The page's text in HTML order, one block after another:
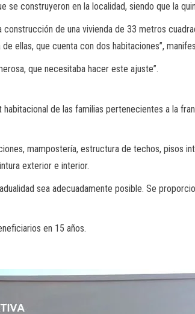
se construyeron en la localidad, siendo que la
de una vivienda de 33 metros
ellas, que cuenta con dos habitaciones”,
que necesitaba hacer este ajuste”.
de las familias pertenecientes a la
mampostería, estructura de techos, pisos
exterior e interior.
sea adecuadamente posible. Se
en 15 años.